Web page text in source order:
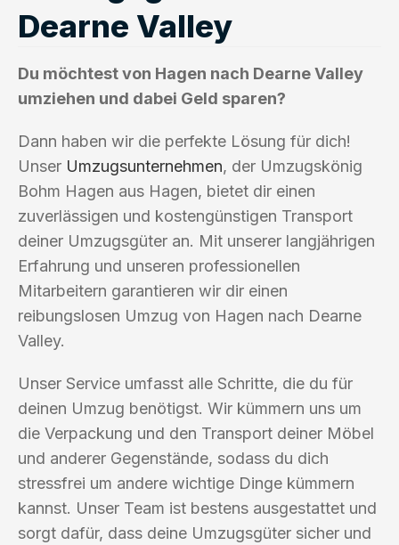
Dearne Valley
Du möchtest von Hagen nach Dearne Valley
umziehen und dabei Geld sparen?
Dann haben wir die perfekte Lösung für dich!
Unser Umzugsunternehmen, der Umzugskönig
Bohm Hagen aus Hagen, bietet dir einen
zuverlässigen und kostengünstigen Transport
deiner Umzugsgüter an. Mit unserer langjährigen
Erfahrung und unseren professionellen
Mitarbeitern garantieren wir dir einen
reibungslosen Umzug von Hagen nach Dearne
Valley.
Unser Service umfasst alle Schritte, die du für
deinen Umzug benötigst. Wir kümmern uns um
die Verpackung und den Transport deiner Möbel
und anderer Gegenstände, sodass du dich
stressfrei um andere wichtige Dinge kümmern
kannst. Unser Team ist bestens ausgestattet und
sorgt dafür, dass deine Umzugsgüter sicher und